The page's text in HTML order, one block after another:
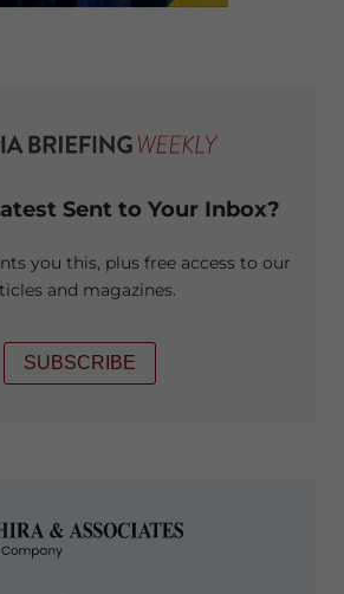
Sent to Your Inbox?
you this, plus free access to our
and magazines.
SUBSCRIBE